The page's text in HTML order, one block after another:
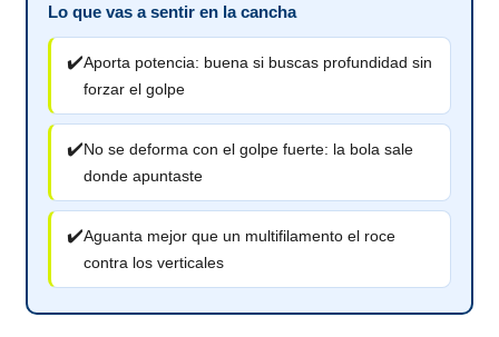
Lo que vas a sentir en la cancha
✔️Aporta potencia: buena si buscas profundidad sin
forzar el golpe
✔️No se deforma con el golpe fuerte: la bola sale
donde apuntaste
✔️Aguanta mejor que un multifilamento el roce
contra los verticales